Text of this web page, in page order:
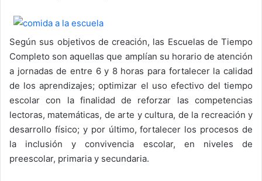
Según sus objetivos de creación, las Escuelas de Tiempo
Completo son aquellas que amplían su horario de atención
a jornadas de entre 6 y 8 horas para fortalecer la calidad
de los aprendizajes; optimizar el uso efectivo del tiempo
escolar con la finalidad de reforzar las competencias
lectoras, matemáticas, de arte y cultura, de la recreación y
desarrollo físico; y por último, fortalecer los procesos de
la inclusión y convivencia escolar, en niveles de
preescolar, primaria y secundaria.